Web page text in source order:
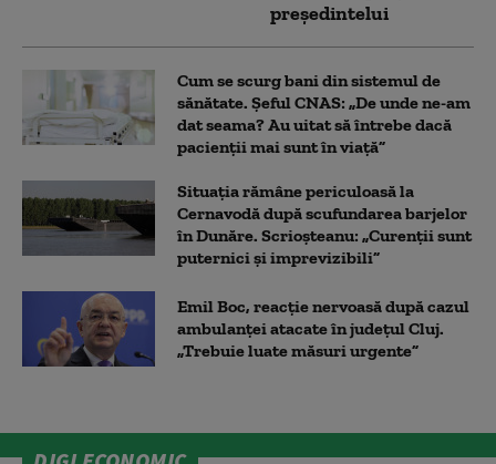
președintelui
Cum se scurg bani din sistemul de
sănătate. Șeful CNAS: „De unde ne-am
dat seama? Au uitat să întrebe dacă
pacienții mai sunt în viață”
Situația rămâne periculoasă la
Cernavodă după scufundarea barjelor
în Dunăre. Scrioșteanu: „Curenții sunt
puternici și imprevizibili”
Emil Boc, reacție nervoasă după cazul
ambulanței atacate în județul Cluj.
„Trebuie luate măsuri urgente”